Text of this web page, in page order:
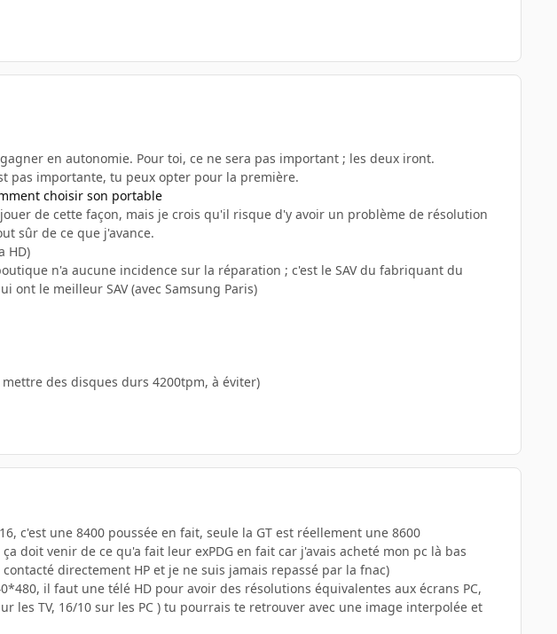
en autonomie. Pour toi, ce ne sera pas important ; les deux iront.
pas importante, tu peux opter pour la première.
choisir son portable
de cette façon, mais je crois qu'il risque d'y avoir un problème de résolution
sûr de ce que j'avance.
HD)
n'a aucune incidence sur la réparation ; c'est le SAV du fabriquant du
ont le meilleur SAV (avec Samsung Paris)
des disques durs 4200tpm, à éviter)
c'est une 8400 poussée en fait, seule la GT est réellement une 8600
doit venir de ce qu'a fait leur exPDG en fait car j'avais acheté mon pc là bas
directement HP et je ne suis jamais repassé par la fnac)
il faut une télé HD pour avoir des résolutions équivalentes aux écrans PC,
les TV, 16/10 sur les PC ) tu pourrais te retrouver avec une image interpolée et